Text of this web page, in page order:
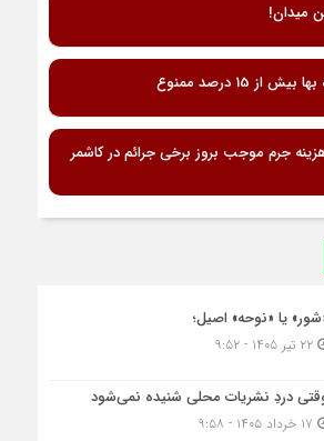
میدان!
از 15 درصد ممنوع
جرم موجب بروز برخی جرائم در کاشمر
یا «نوحه» اصیل؛
۲۲ تیر ۱۴۰۵ - ۹:۵۲
دردِ نشریات محلی شنیده نمی‌شود